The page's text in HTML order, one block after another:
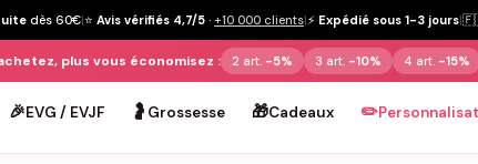
dès 60€|⭐ Avis vérifiés 4,7/5 · +10 000 clients|⚡ Expédié sous 1-3 jours|
plus vous économisez : 2 art. -5% 3 art. -10% 4 art. -15%
🎉EVG / EVJF 🤰 Grossesse 🎁Cadeaux ✏️